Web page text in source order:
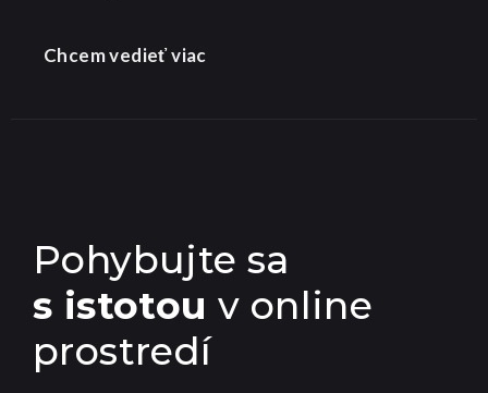
Chcem vedieť viac
Pohybujte sa
s istotou v online
prostredí